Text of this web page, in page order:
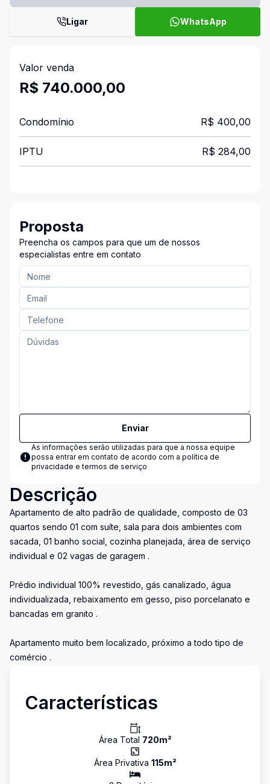
Ligar WhatsApp
Valor venda
R$ 740.000,00
Condomínio R$ 400,00
IPTU R$ 284,00
Proposta
Preencha os campos para que um de nossos
especialistas entre em contato
Enviar
As informações serão utilizadas para que a nossa equipe
possa entrar em contato de acordo com a política de
privacidade e termos de serviço
Descrição
Apartamento de alto padrão de qualidade, composto de 03
quartos sendo 01 com suíte, sala para dois ambientes com
sacada, 01 banho social, cozinha planejada, área de serviço
individual e 02 vagas de garagem .
Prédio individual 100% revestido, gás canalizado, água
individualizada, rebaixamento em gesso, piso porcelanato e
bancadas em granito .
Apartamento muito bem localizado, próximo a todo tipo de
comércio .
Características
Área Total 720m²
Área Privativa 115m²